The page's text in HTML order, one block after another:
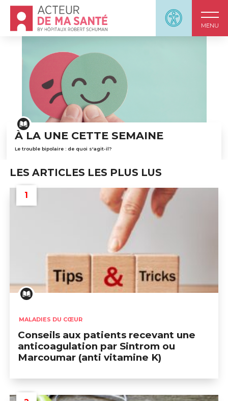
Panneau
MENU
Accueil - Acteur de ma santé, by HôpitauxRobert
À LA UNE CETTE SEMAINE
Le trouble bipolaire : de quoi s'agit-il?
LES ARTICLES LES PLUS LUS
Conseils aux patients recevant une anticoagulation
MALADIES DU CŒUR
Conseils aux patients recevant une
anticoagulation par Sintrom ou
Marcoumar (anti vitamine K)